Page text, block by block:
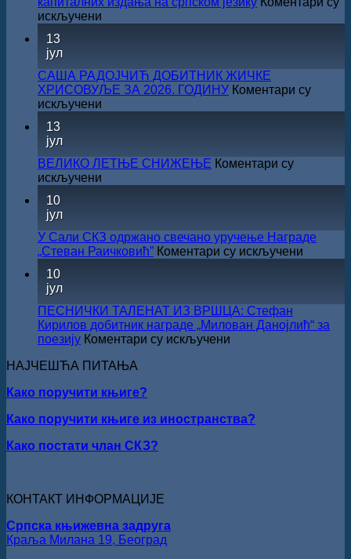
искључени
конкурса
Министарства
културе
за
издања
на
српском
13
јул
САША РАДОЈЧИЋ ДОБИТНИК ЖИЧКЕ
ХРИСОВУЉЕ ЗА 2026. ГОДИНУ Коментари су
искључени
ЖИЧКЕ
ХРИСОВУЉЕ
ЗА
13
јул
ВЕЛИКО ЛЕТЊЕ СНИЖЕЊЕ Коментари су
искључени
10
јул
У Сали СКЗ одржано свечано уручење Награде
„Стеван Раичковић” Коментари су искључени
свечано
10
јул
ПЕСНИЧКИ ТАЛЕНАТ ИЗ ВРШЦА: Стефан
Кирилов добитник награде „Милован Данојлић“ за
поезију Коментари су искључени
Кирилов
НАЈЧЕШЋА ПИТАЊА
Како поручити књиге?
Како поручити књиге из иностранства?
Како постати члан СКЗ?
КОНТАКТ ИНФОРМАЦИЈЕ
Српска књижевна задруга
Краља Милана 19, Београд